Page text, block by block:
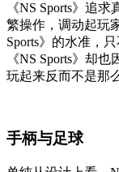
《NS Sports》追
繁操作，调动起玩
Sports》的水准，
《NS Sports》却
玩起来反而不是那
手柄与足球